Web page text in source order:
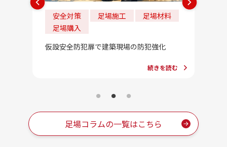
安全対策 足場施工
足場材料
足場購入
仮設安全防犯扉で建築現場の防犯強化
続きを読む
足場コラムの一覧はこちら